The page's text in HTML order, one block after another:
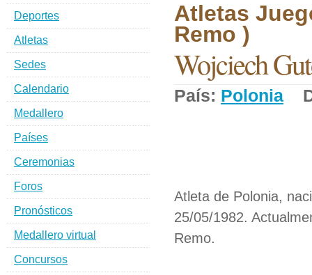
Atletas
Remo )
Wojciech
País: Polonia
Atleta de Polonia,
25/05/1982.
Remo.
Deportes
Atletas
Sedes
Calendario
Medallero
Países
Ceremonias
Foros
Pronósticos
Medallero virtual
Concursos